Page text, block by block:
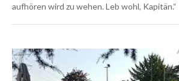
aufhören wird zu wehen. Leb wohl, Kapitän.“